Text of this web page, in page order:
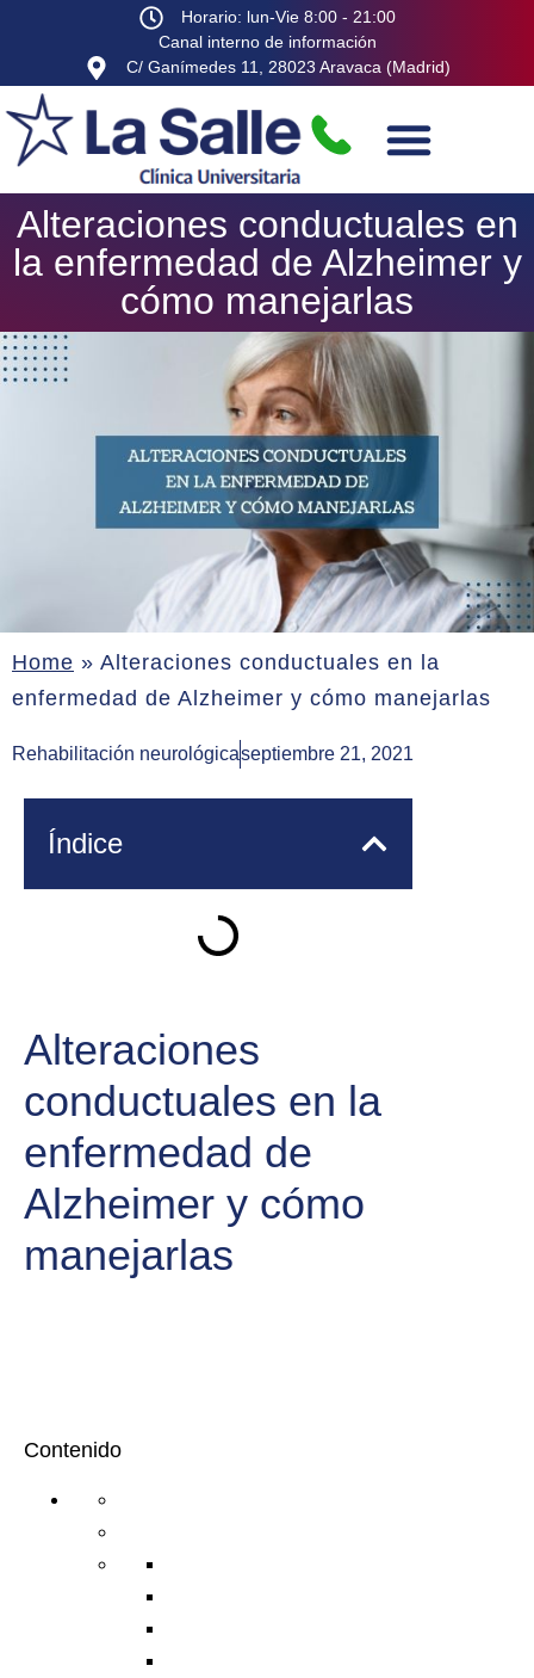
Horario: lun-Vie 8:00 - 21:00
Canal interno de información
C/ Ganímedes 11, 28023 Aravaca (Madrid)
Alteraciones conductuales en
la enfermedad de Alzheimer y
cómo manejarlas
Home » Alteraciones conductuales en la
enfermedad de Alzheimer y cómo manejarlas
Rehabilitación neurológicaseptiembre 21, 2021
Índice
Alteraciones
conductuales en la
enfermedad de
Alzheimer y cómo
manejarlas
Contenido